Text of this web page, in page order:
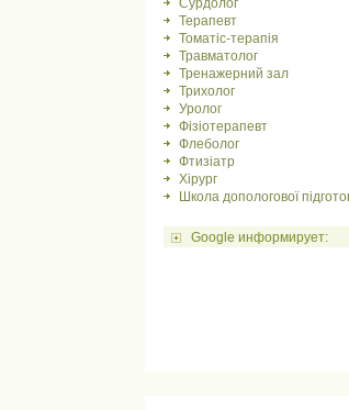
Сурдолог
Терапевт
Томатіс-терапія
Травматолог
Тренажерний зал
Трихолог
Уролог
Фізіотерапевт
Флеболог
Фтизіатр
Хірург
Школа допологової
Google информирует: